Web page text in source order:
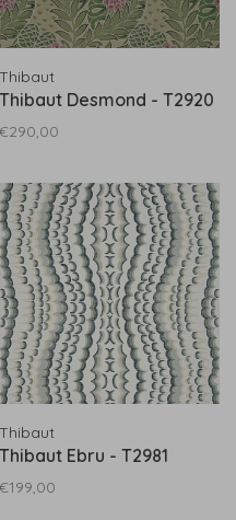
Thibaut
Thibaut Desmond - T2920
€290,00
Thibaut
Thibaut Ebru - T2981
€199,00